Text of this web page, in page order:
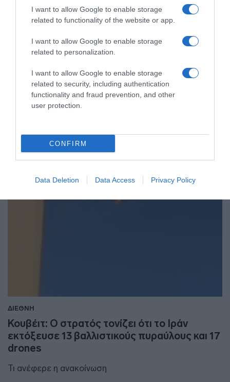
I want to allow Google to enable storage
related to functionality of the website or app.
I want to allow Google to enable storage
related to personalization.
I want to allow Google to enable storage
related to security, including authentication
functionality and fraud prevention, and other
user protection.
CONFIRM
Data Deletion Data Access Privacy Policy
ΔΙΕΘΝΗ
Ιράν: Οι Φρουροί της Επανάστασης λένε ότι
δεν στοχοποίησαν το αεροδρόμιο του
Κουβέιτ
Τι ανέφεραν μέσω του Tasnim
ΔΙΕΘΝΗ
Κουβέιτ: Ο στρατός τονίζει ότι το Ιράν
εκτόξευσε 13 βαλλιστικούς πυραύλους και 17
drones
Τι ανέφερε η ανακοίνωση